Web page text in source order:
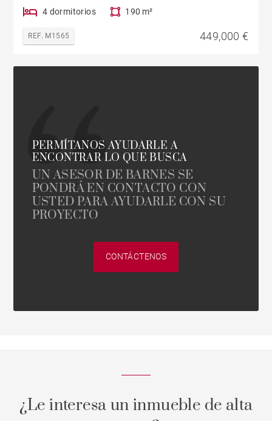
4 dormitorios 190 m²
REF. M1565 449,000 €
PERMÍTANOS AYUDARLE A
ENCONTRAR LO QUE BUSCA
UN ASESOR DE BARNES SE
PONDRÁ EN CONTACTO CON
USTED PARA AYUDARLE CON SU
PROYECTO
CONTÁCTENOS
¿Le interesa un inmueble de alta